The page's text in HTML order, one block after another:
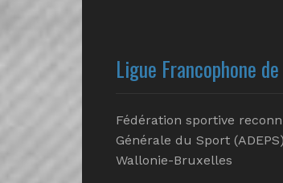
Ligue Francophone
Fédération sportive
Générale du Sport
Wallonie-Bruxelles